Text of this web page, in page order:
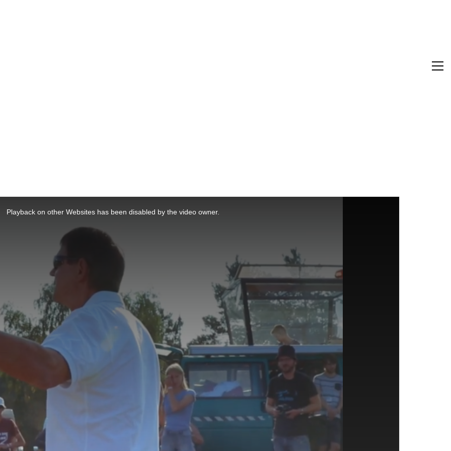
Playback on other Websites has been disabled by the video owner.